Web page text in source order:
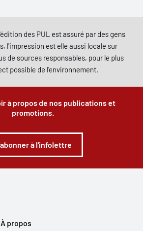
des PUL est assuré par des gens
l'impression est elle aussi locale sur
de sources responsables, pour le plus
possible de l'environnement.
à propos de nos publications et
promotions.
à l'infolettre
À propos